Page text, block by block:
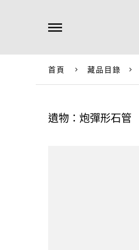
首頁 藏品目錄
遺物：炮彈形石管